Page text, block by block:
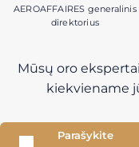
AEROAFFAIRES generalinis
direktorius
Mūsų oro
kiekviename
Parašykite